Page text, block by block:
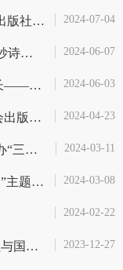
力争上“游”,“泳”不止步 ——北京大学出版社征战2024夏季教工游泳比... 2024-07-04
端午诗韵·文化传承——出版社端午节抄诗活动圆满落幕 2024-06-07
书香童年：第二届北大版好书伴我成长——校工会、出版社联合举办儿童节... 2024-06-03
闪亮的瞬间——2024年北大春季运动会出版社风采 2024-04-23
沐光而行 一路生花——出版社工会举办“三八”妇女节系列活动 2024-03-11
出版社举办“不一样的年味儿·龙年气象”主题摄影展 2024-03-08
2024-02-22
迎“篮”而上，追“球”卓越——记出版社与国际合作部、机关工会联队篮... 2023-12-27